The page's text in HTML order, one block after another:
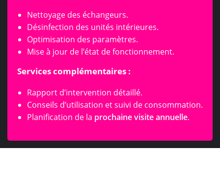
Nettoyage des échangeurs.
Désinfection des unités intérieures.
Optimisation des paramètres.
Mise à jour de l’état de fonctionnement.
Services complémentaires :
Rapport d’intervention détaillé.
Conseils d’utilisation et suivi de consommation.
Planification de la prochaine visite annuelle.